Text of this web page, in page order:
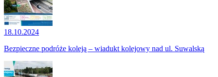
18.10.2024
Bezpieczne podróże koleją – wiadukt kolejowy nad ul. Suwalską